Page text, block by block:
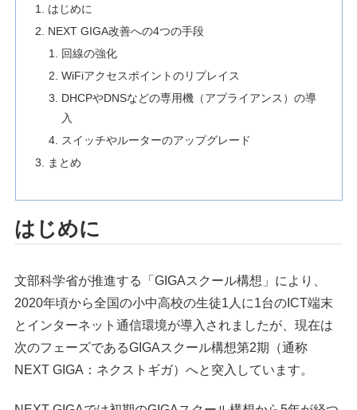
はじめに
NEXT GIGA改善への4つの手段
回線の強化
WiFiアクセスポイントのリプレイス
DHCPやDNSなどの専用機（アプライアンス）の導
入
スイッチやルーターのアップグレード
まとめ
はじめに
文部科学省が推進する「GIGAスクール構想」により、
2020年頃から全国の小中高校の生徒1人に1台のICT端末
とインターネット通信環境が導入されましたが、現在は
次のフェーズであるGIGAスクール構想第2期（通称
NEXT GIGA：ネクストギガ）へと突入しています。